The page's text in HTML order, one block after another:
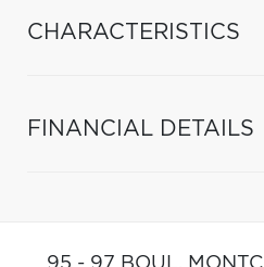
CHARACTERISTICS
FINANCIAL DETAILS